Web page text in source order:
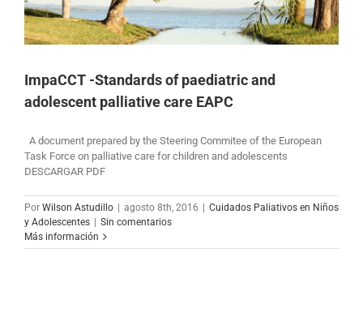
ImpaCCT -Standards of paediatric and
adolescent palliative care EAPC
A document prepared by the Steering Commitee of the European
Task Force on palliative care for children and adolescents
DESCARGAR PDF
Por Wilson Astudillo agosto 8th, 2016
Cuidados Paliativos en Niños
y Adolescentes
Sin comentarios
Más información